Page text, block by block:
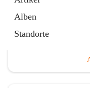
Alben
Standorte